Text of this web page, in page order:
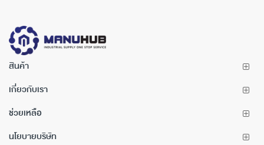
สินค้า
เกี่ยวกับเรา
ช่วยเหลือ
นโยบายบริษัท